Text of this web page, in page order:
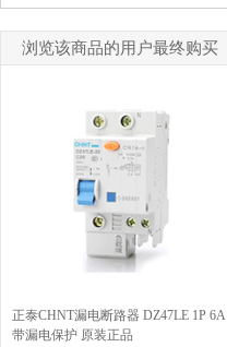
浏览该商品的用户最终购买
正泰CHNT漏电断路器 DZ47LE 1P 6A
带漏电保护 原装正品